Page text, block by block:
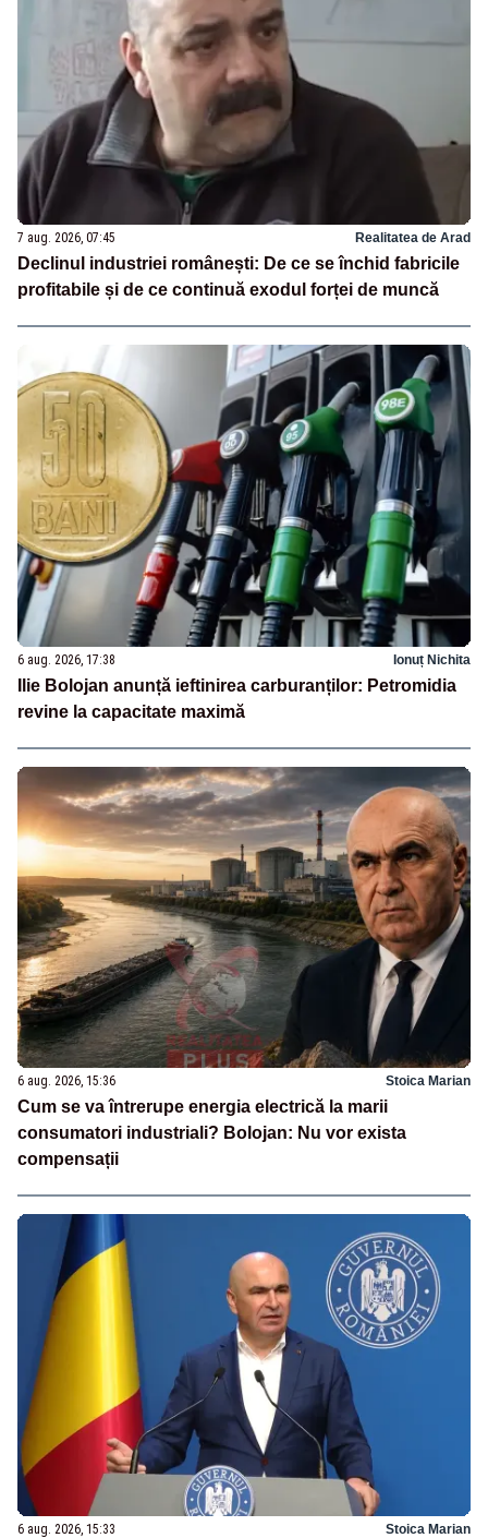
7 aug. 2026, 07:45 Realitatea de Arad
Declinul industriei românești: De ce se închid fabricile
profitabile și de ce continuă exodul forței de muncă
6 aug. 2026, 17:38 Ionuț Nichita
Ilie Bolojan anunță ieftinirea carburanților: Petromidia
revine la capacitate maximă
6 aug. 2026, 15:36 Stoica Marian
Cum se va întrerupe energia electrică la marii
consumatori industriali? Bolojan: Nu vor exista
compensații
6 aug. 2026, 15:33 Stoica Marian